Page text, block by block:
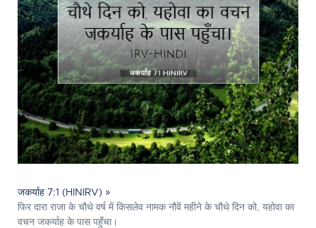
जकर्याह 7:1 (HINIRV) »
फिर दारा राजा के चौथे वर्ष में किसलेव नामक नौवें महीने के चौथे दिन को, यहोवा का
वचन जकर्याह के पास पहुँचा।